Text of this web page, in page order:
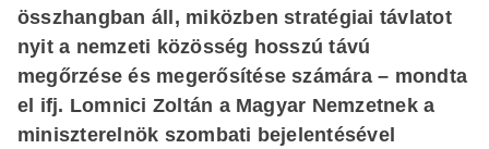
összhangban áll, miközben stratégiai távlatot
nyit a nemzeti közösség hosszú távú
megőrzése és megerősítése számára – mondta
el ifj. Lomnici Zoltán a Magyar Nemzetnek a
miniszterelnök szombati bejelentésével